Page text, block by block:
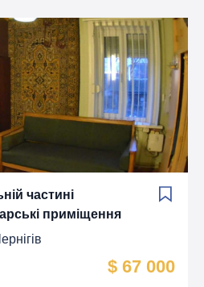
частині
приміщення
$ 67 000